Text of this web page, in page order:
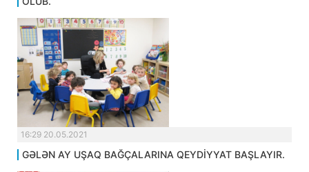
16:29 20.05.2021
GƏLƏN AY UŞAQ BAĞÇALARINA QEYDİYYAT BAŞLAYIR.